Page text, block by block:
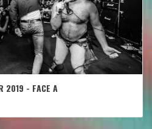
2019 - FACE A